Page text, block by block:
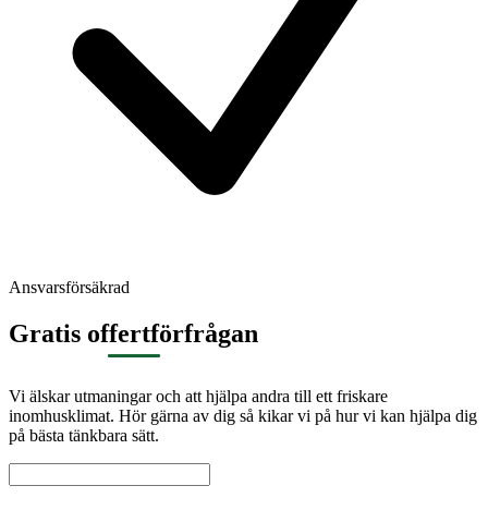
Ansvarsförsäkrad
Gratis offertförfrågan
Vi älskar utmaningar och att hjälpa andra till ett friskare
inomhusklimat. Hör gärna av dig så kikar vi på hur vi kan hjälpa dig
på bästa tänkbara sätt.